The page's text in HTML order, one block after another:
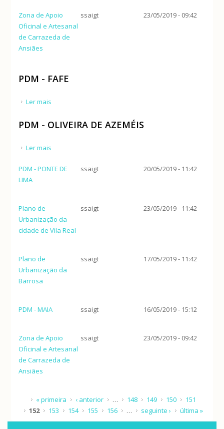
Zona de Apoio
Oficinal e Artesanal
de Carrazeda de
Ansiães
ssaigt 23/05/2019 - 09:42
PDM - FAFE
Ler mais
PDM - OLIVEIRA DE AZEMÉIS
Ler mais
PDM - PONTE DE
LIMA
ssaigt 20/05/2019 - 11:42
Plano de
Urbanização da
cidade de Vila Real
ssaigt 23/05/2019 - 11:42
Plano de
Urbanização da
Barrosa
ssaigt 17/05/2019 - 11:42
PDM - MAIA ssaigt 16/05/2019 - 15:12
Zona de Apoio
Oficinal e Artesanal
de Carrazeda de
Ansiães
ssaigt 23/05/2019 - 09:42
Páginas
« primeira ‹ anterior … 148 149 150
151
152
153 154 155 156 … seguinte › última »